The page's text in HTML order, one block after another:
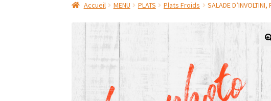
Accueil MENU PLATS Plats Froids SALADE